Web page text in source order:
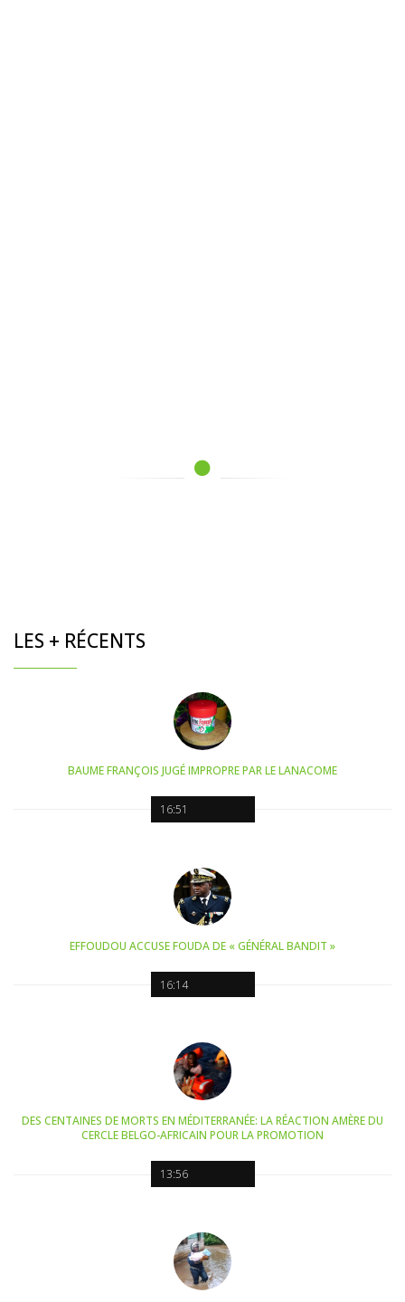
LES + RÉCENTS
16:51
BAUME FRANÇOIS JUGÉ IMPROPRE PAR LE LANACOME
16:14
EFFOUDOU ACCUSE FOUDA DE « GÉNÉRAL BANDIT »
13:56
DES CENTAINES DE MORTS EN MÉDITERRANÉE: LA RÉACTION AMÈRE DU
CERCLE BELGO-AFRICAIN POUR LA PROMOTION